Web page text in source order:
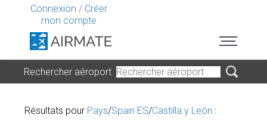
Connexion / Créer
mon compte
Rechercher aéroport
Résultats pour Pays/Spain ES/Castilla y León :